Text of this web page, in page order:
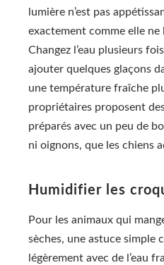
lumière n’est pas
exactement comme elle ne
Changez l’eau plusieurs
ajouter quelques glaçons
une température fraîche
propriétaires proposent
préparés avec un peu de
ni oignons, que les chiens
Humidifier les
Pour les animaux qui
sèches, une astuce simple
légèrement avec de l’eau